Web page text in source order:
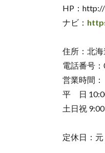
HP：
ナビ：
住所：北
電話番号
営業時間：
平 日
土日祝
定休日：